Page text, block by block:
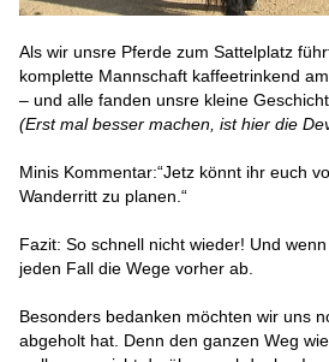
Als wir unsre Pferde zum Sattelplatz
komplette Mannschaft kaffeetrinkend
– und alle fanden unsre kleine
(Erst mal besser machen, ist hier die
Minis Kommentar:“Jetz könnt ihr euch
Wanderritt zu planen.“
Fazit: So schnell nicht wieder! Und
jeden Fall die Wege vorher ab.
Besonders bedanken möchten wir uns
abgeholt hat. Denn den ganzen Weg